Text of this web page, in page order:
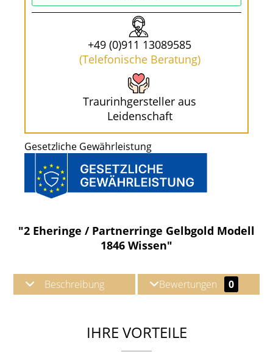
+49 (0)911 13089585
(Telefonische Beratung)
Traurinhgersteller aus
Leidenschaft
Gesetzliche Gewährleistung
"2 Eheringe / Partnerringe Gelbgold Modell
1846 Wissen"
Beschreibung Bewertungen 0
IHRE VORTEILE